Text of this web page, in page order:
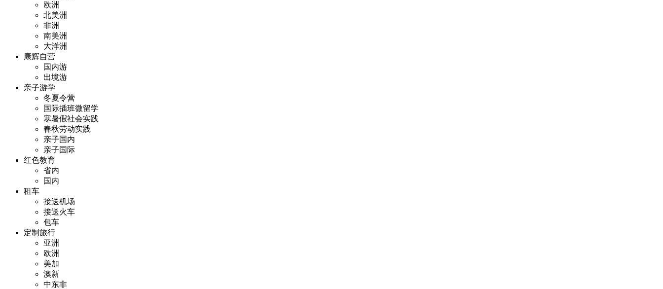
欧洲
北美洲
非洲
南美洲
大洋洲
康辉自营
国内游
出境游
亲子游学
冬夏令营
国际插班微留学
寒暑假社会实践
春秋劳动实践
亲子国内
亲子国际
红色教育
省内
国内
租车
接送机场
接送火车
包车
定制旅行
亚洲
欧洲
美加
澳新
中东非